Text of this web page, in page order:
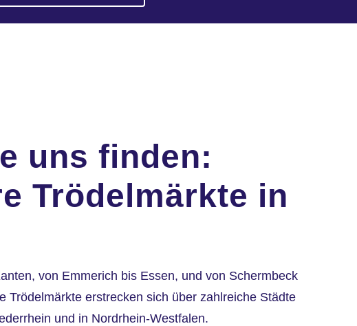
uns finden:
Trödelmärkte in
von Emmerich bis Essen, und von Schermbeck
Trödelmärkte erstrecken sich über zahlreiche Städte
und in Nordrhein-Westfalen.